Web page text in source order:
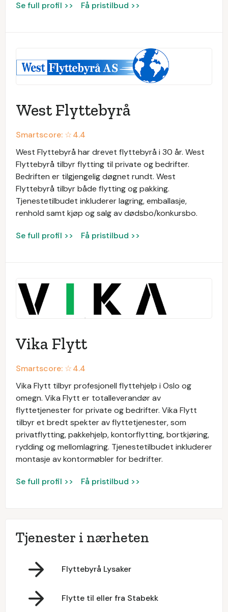
Se full profil >> Få pristilbud >>
West Flyttebyrå
Smartscore: ☆4.4
West Flyttebyrå har drevet flyttebyrå i 30 år. West
Flyttebyrå tilbyr flytting til private og bedrifter.
Bedriften er tilgjengelig døgnet rundt. West
Flyttebyrå tilbyr både flytting og pakking.
Tjenestetilbudet inkluderer lagring, emballasje,
renhold samt kjøp og salg av dødsbo/konkursbo.
Se full profil >> Få pristilbud >>
Vika Flytt
Smartscore: ☆4.4
Vika Flytt tilbyr profesjonell flyttehjelp i Oslo og
omegn. Vika Flytt er totalleverandør av
flyttetjenester for private og bedrifter. Vika Flytt
tilbyr et bredt spekter av flyttetjenester, som
privatflytting, pakkehjelp, kontorflytting, bortkjøring,
rydding og mellomlagring. Tjenestetilbudet inkluderer
montasje av kontormøbler for bedrifter.
Se full profil >> Få pristilbud >>
Tjenester i nærheten
Flyttebyrå Lysaker
Flytte til eller fra Stabekk